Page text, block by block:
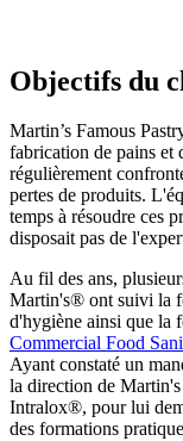
Objectifs du
Martin’s Famous
fabrication de pains et
régulièrement
pertes de produits.
temps à résoudre ces
disposait pas de
Au fil des ans,
Martin's® ont suivi la
d'hygiène ainsi que la
Commercial Food
Ayant constaté un
la direction de Martin's
Intralox®, pour lui
des formations